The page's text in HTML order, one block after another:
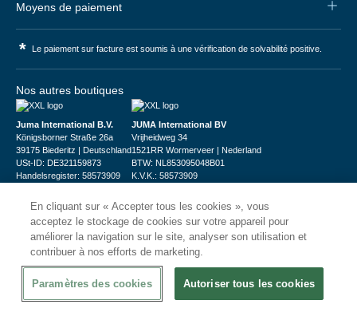
Moyens de paiement
* Le paiement sur facture est soumis à une vérification de solvabilité positive.
Nos autres boutiques
Juma International B.V.
Königsborner Straße 26a
39175 Biederitz | Deutschland
USt-ID: DE321159873
Handelsregister: 58573909
JUMA International BV
Vrijheidweg 34
1521RR Wormerveer | Nederland
BTW: NL853095048B01
K.V.K.: 58573909
© 2026CHRshop
En cliquant sur « Accepter tous les cookies », vous
acceptez le stockage de cookies sur votre appareil pour
améliorer la navigation sur le site, analyser son utilisation et
contribuer à nos efforts de marketing.
Paramètres des cookies Autoriser tous les cookies